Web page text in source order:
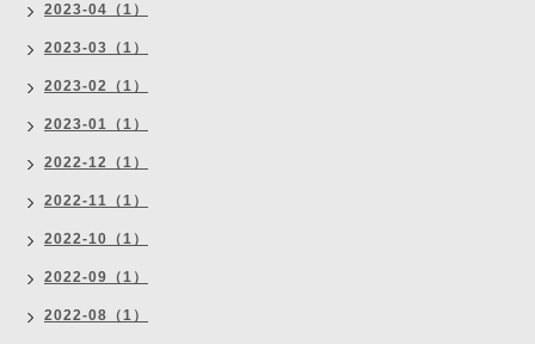
2023-04（1）
2023-03（1）
2023-02（1）
2023-01（1）
2022-12（1）
2022-11（1）
2022-10（1）
2022-09（1）
2022-08（1）